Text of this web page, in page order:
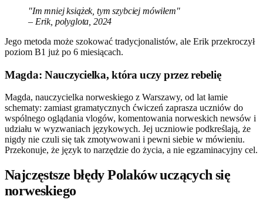
"Im mniej książek, tym szybciej mówiłem"
– Erik, polyglota, 2024
Jego metoda może szokować tradycjonalistów, ale Erik przekroczył
poziom B1 już po 6 miesiącach.
Magda: Nauczycielka, która uczy przez rebelię
Magda, nauczycielka norweskiego z Warszawy, od lat łamie
schematy: zamiast gramatycznych ćwiczeń zaprasza uczniów do
wspólnego oglądania vlogów, komentowania norweskich newsów i
udziału w wyzwaniach językowych. Jej uczniowie podkreślają, że
nigdy nie czuli się tak zmotywowani i pewni siebie w mówieniu.
Przekonuje, że język to narzędzie do życia, a nie egzaminacyjny cel.
Najczęstsze błędy Polaków uczących się
norweskiego